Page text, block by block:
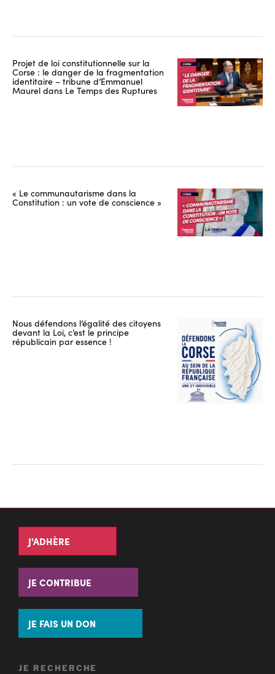
Projet de loi constitutionnelle sur la
Corse : le danger de la fragmentation
identitaire – tribune d’Emmanuel
Maurel dans Le Temps des Ruptures
« Le communautarisme dans la
Constitution : un vote de conscience »
Nous défendons l’égalité des citoyens
devant la Loi, c’est le principe
républicain par essence !
J'ADHÈRE
JE CONTRIBUE
JE FAIS UN DON
JE RECHERCHE